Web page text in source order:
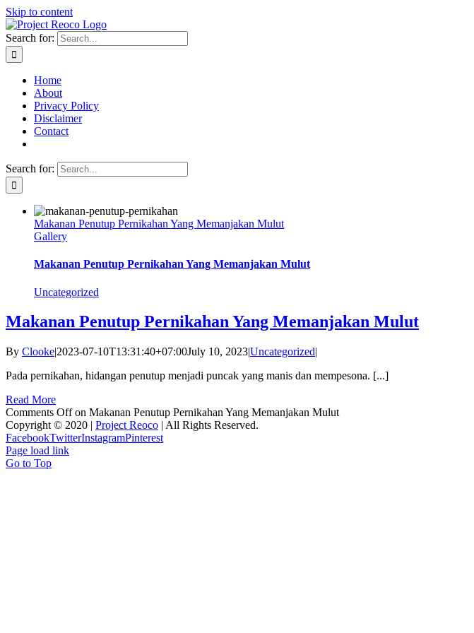
Skip to content
Search for:
Home
About
Privacy Policy
Disclaimer
Contact
Search for:
Makanan Penutup Pernikahan Yang Memanjakan Mulut
Gallery
Makanan Penutup Pernikahan Yang Memanjakan Mulut
Uncategorized
Makanan Penutup Pernikahan Yang Memanjakan Mulut
By Clooke|2023-07-10T13:31:40+07:00July 10, 2023|Uncategorized|
Pada pernikahan, hidangan penutup menjadi puncak yang manis dan mempesona. [...]
Read More
Comments Offon Makanan Penutup Pernikahan Yang Memanjakan Mulut
Copyright © 2020 | Project Reoco | All Rights Reserved.
FacebookTwitterInstagramPinterest
Page load link
Go to Top